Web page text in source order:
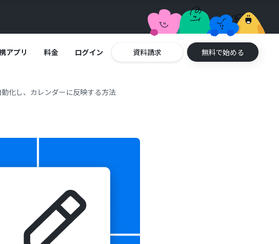
アプリ 料金 ログイン 資料請求 無料で始める
化し、カレンダーに反映する方法